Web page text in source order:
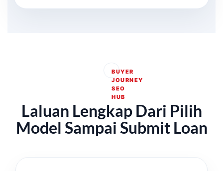
BUYER
JOURNEY
SEO
HUB
Laluan Lengkap Dari Pilih
Model Sampai Submit Loan